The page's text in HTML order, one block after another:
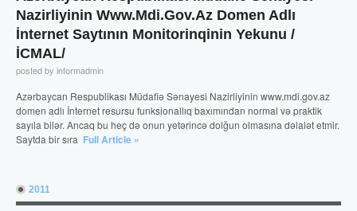
Nazirliyinin Www.mdi.gov.az Domen Adlı
İnternet Saytının Monitorinqinin Yekunu /
İCMAL/
posted by informadmin
Azərbaycan Respublikası Müdafiə Sənayesi Nazirliyinin www.mdi.gov.az
domen adlı İnternet resursu funksionallıq baxımından normal və praktik
sayıla bilər. Ancaq bu heç də onun yetərincə dolğun olmasına dəlalət etmir.
Saytda bir sıra Full Article »
2011